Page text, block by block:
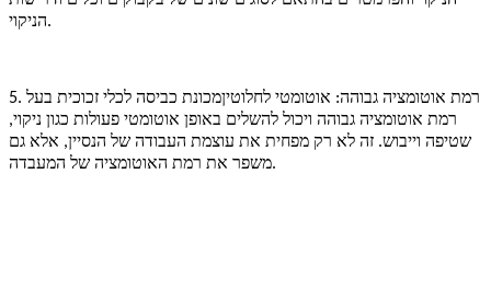
הניקוי.
5. רמת אוטומציה גבוהה: אוטומטי לחלוטיןמכונת כביסה לכלי זכוכית בעל
רמת אוטומציה גבוהה ויכול להשלים באופן אוטומטי פעולות כגון ניקוי,
שטיפה וייבוש. זה לא רק מפחית את עוצמת העבודה של הנסיין, אלא גם
משפר את רמת האוטומציה של המעבדה.